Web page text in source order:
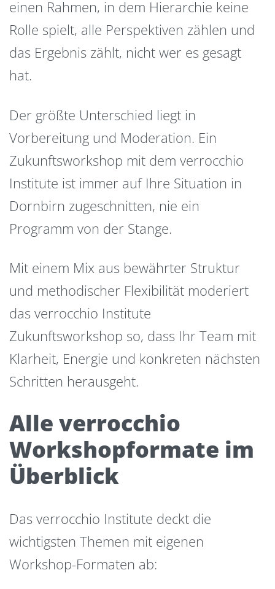
einen Rahmen, in dem Hierarchie keine
Rolle spielt, alle Perspektiven zählen und
das Ergebnis zählt, nicht wer es gesagt
hat.
Der größte Unterschied liegt in
Vorbereitung und Moderation. Ein
Zukunftsworkshop mit dem verrocchio
Institute ist immer auf Ihre Situation in
Dornbirn zugeschnitten, nie ein
Programm von der Stange.
Mit einem Mix aus bewährter Struktur
und methodischer Flexibilität moderiert
das verrocchio Institute
Zukunftsworkshop so, dass Ihr Team mit
Klarheit, Energie und konkreten nächsten
Schritten herausgeht.
Alle verrocchio
Workshopformate im
Überblick
Das verrocchio Institute deckt die
wichtigsten Themen mit eigenen
Workshop-Formaten ab: